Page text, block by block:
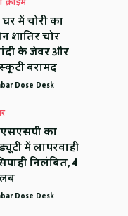
में चोरी का
शातिर चोर
के जेवर और
बरामद
Dose Desk
एसएसपी का
में लापरवाही
निलंबित, 4
Dose Desk